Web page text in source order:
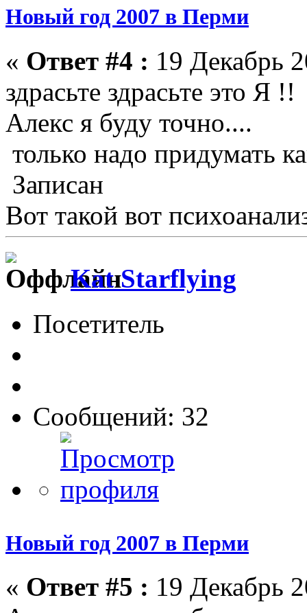
Новый год 2007 в Перми
« Ответ #4 : 19 Декабрь
здрасьте здрасьте это Я
Алекс я буду точно....
только надо придумать
Записан
Вот такой вот
Kat Starflying
Посетитель
Сообщений: 32
Новый год 2007 в Перми
« Ответ #5 : 19 Декабрь